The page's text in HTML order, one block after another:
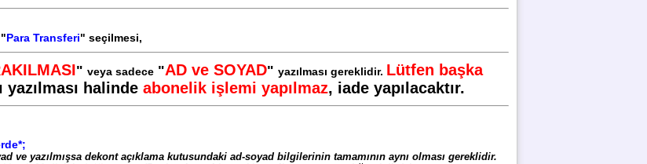
Para Transferi" seçilmesi,
" veya sadece "AD ve SOYAD" yazılması gereklidir. Lütfen başka
yazılması halinde abonelik işlemi yapılmaz, iade yapılacaktır.
ve yazılmışsa dekont açıklama kutusundaki ad-soyad bilgilerinin tamamının aynı olması gereklidir.